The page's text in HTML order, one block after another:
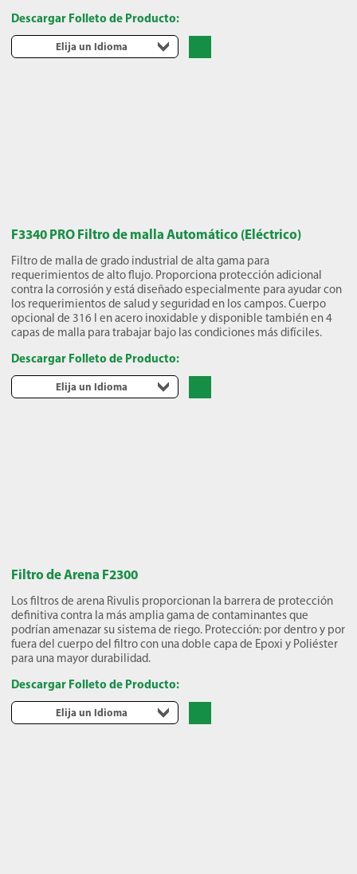
Descargar Folleto de Producto:
Elija un Idioma
F3340 PRO Filtro de malla Automático (Eléctrico)
Filtro de malla de grado industrial de alta gama para
requerimientos de alto flujo. Proporciona protección adicional
contra la corrosión y está diseñado especialmente para ayudar con
los requerimientos de salud y seguridad en los campos. Cuerpo
opcional de 316 l en acero inoxidable y disponible también en 4
capas de malla para trabajar bajo las condiciones más difíciles.
Descargar Folleto de Producto:
Elija un Idioma
Filtro de Arena F2300
Los filtros de arena Rivulis proporcionan la barrera de protección
definitiva contra la más amplia gama de contaminantes que
podrían amenazar su sistema de riego. Protección: por dentro y por
fuera del cuerpo del filtro con una doble capa de Epoxi y Poliéster
para una mayor durabilidad.
Descargar Folleto de Producto:
Elija un Idioma